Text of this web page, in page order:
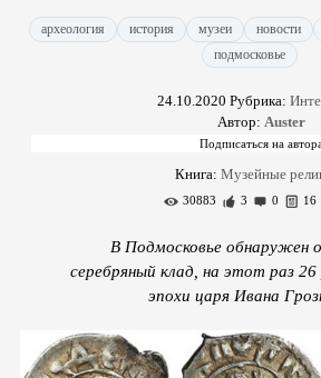
археология история музеи новости
подмосковье
24.10.2020 Рубрика:
Автор: Auster
Книга: Музейные
30883 3 0 16
В Подмосковье обнаружен
серебряный клад, на этот раз 26
эпохи царя Ивана